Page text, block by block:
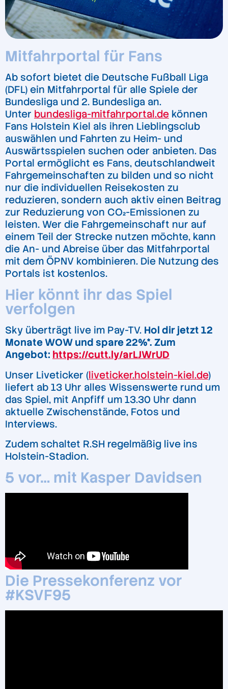
Mitfahrportal für Fans
Ab sofort bietet die Deutsche Fußball Liga
(DFL) ein Mitfahrportal für alle Spiele der
Bundesliga und 2. Bundesliga an.
Unter bundesliga-mitfahrportal.de können
Fans Holstein Kiel als ihren Lieblingsclub
auswählen und Fahrten zu Heim- und
Auswärtsspielen suchen oder anbieten. Das
Portal ermöglicht es Fans, deutschlandweit
Fahrgemeinschaften zu bilden und so nicht
nur die individuellen Reisekosten zu
reduzieren, sondern auch aktiv einen Beitrag
zur Reduzierung von CO₂-Emissionen zu
leisten. Wer die Fahrgemeinschaft nur auf
einem Teil der Strecke nutzen möchte, kann
die An- und Abreise über das Mitfahrportal
mit dem ÖPNV kombinieren. Die Nutzung des
Portals ist kostenlos.
Hier könnt ihr das Spiel
verfolgen
Sky überträgt live im Pay-TV. Hol dir jetzt 12
Monate WOW und spare 22%*. Zum
Angebot: https://cutt.ly/arLJWrUD
Unser Liveticker (liveticker.holstein-kiel.de)
liefert ab 13 Uhr alles Wissenswerte rund um
das Spiel, mit Anpfiff um 13.30 Uhr dann
aktuelle Zwischenstände, Fotos und
Interviews.
Zudem schaltet R.SH regelmäßig live ins
Holstein-Stadion.
5 vor… mit Kasper Davidsen
Die Pressekonferenz vor
#KSVF95